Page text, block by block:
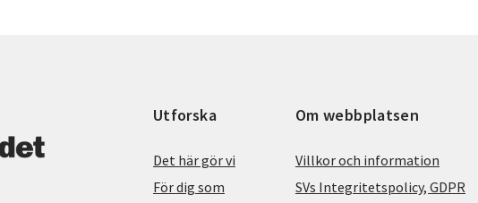
Utforska
Det här gör vi
För dig som
Om webbplatsen
Villkor och information
SVs Integritetspolicy, GDPR